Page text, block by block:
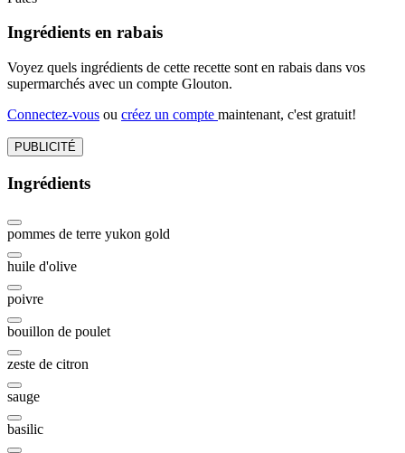
Ingrédients en rabais
Voyez quels ingrédients de cette recette sont en rabais dans vos
supermarchés avec un compte Glouton.
Connectez-vous ou créez un compte maintenant, c'est gratuit!
PUBLICITÉ
Ingrédients
pommes de terre yukon gold
huile d'olive
poivre
bouillon de poulet
zeste de citron
sauge
basilic